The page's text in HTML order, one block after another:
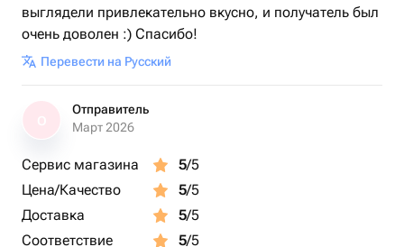
выглядели привлекательно вкусно, и получатель был
очень доволен :) Спасибо!
Перевести на Русский
Отправитель
Март 2026
Сервис магазина 5/5
Цена/Качество
5/5
Доставка
5/5
Соответствие
5/5